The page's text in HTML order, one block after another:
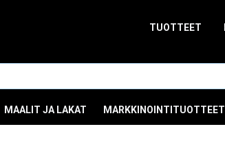
TUOTTEET
MAALIT JA LAKAT MARKKINOINTITUOTTEET